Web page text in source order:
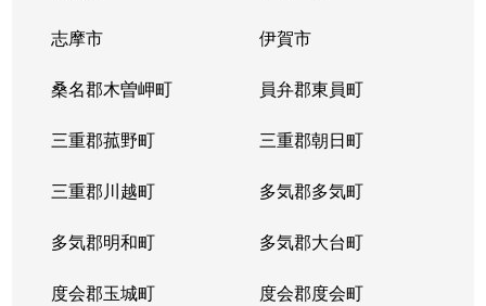
志摩市 伊賀市
桑名郡木曽岬町 員弁郡東員町
三重郡菰野町 三重郡朝日町
三重郡川越町 多気郡多気町
多気郡明和町 多気郡大台町
度会郡玉城町 度会郡度会町